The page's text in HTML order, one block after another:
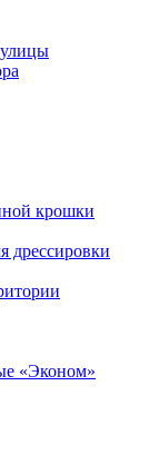
крошки
дрессировки
«Эконом»